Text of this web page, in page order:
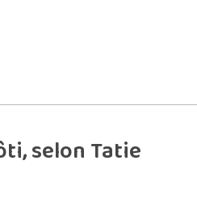
selon Tatie